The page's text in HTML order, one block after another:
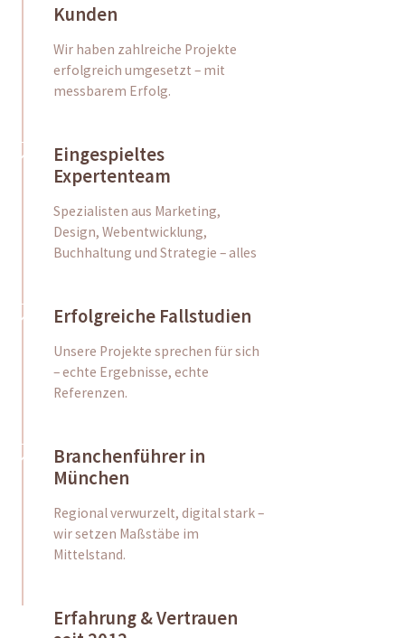
Kunden
Wir haben zahlreiche Projekte
erfolgreich umgesetzt – mit
messbarem Erfolg.
Eingespieltes
Expertenteam
Spezialisten aus Marketing,
Design, Webentwicklung,
Buchhaltung und Strategie – alles
Erfolgreiche Fallstudien
Unsere Projekte sprechen für sich
– echte Ergebnisse, echte
Referenzen.
Branchenführer in
München
Regional verwurzelt, digital stark –
wir setzen Maßstäbe im
Mittelstand.
Erfahrung & Vertrauen